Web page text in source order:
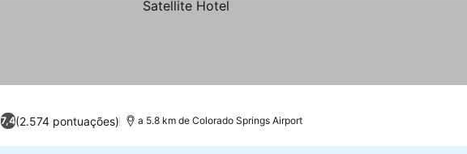
7,4(2.574 pontuações) a 5.8 km de Colorado Springs Airport